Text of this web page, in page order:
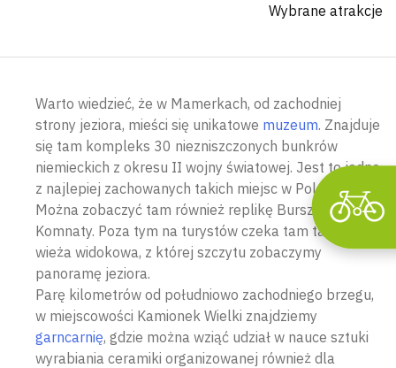
Wybrane atrakcje
Warto wiedzieć, że w Mamerkach, od zachodniej
strony jeziora, mieści się unikatowe muzeum. Znajduje
się tam kompleks 30 niezniszczonych bunkrów
niemieckich z okresu II wojny światowej. Jest to jedno
z najlepiej zachowanych takich miejsc w Polsce.
Można zobaczyć tam również replikę Bursztynowej
Komnaty. Poza tym na turystów czeka tam także
wieża widokowa, z której szczytu zobaczymy
panoramę jeziora.
Parę kilometrów od południowo zachodniego brzegu,
w miejscowości Kamionek Wielki znajdziemy
garncarnię, gdzie można wziąć udział w nauce sztuki
wyrabiania ceramiki organizowanej również dla